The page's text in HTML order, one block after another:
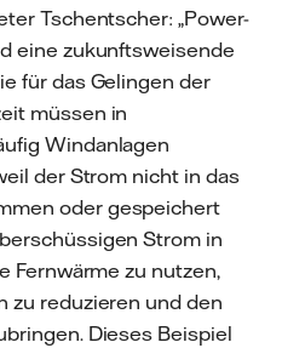
Tschentscher: „Power-
eine zukunftsweisende
für das Gelingen der
müssen in
Windanlagen
der Strom nicht in das
oder gespeichert
Strom in
Fernwärme zu nutzen,
zu reduzieren und den
Dieses Beispiel